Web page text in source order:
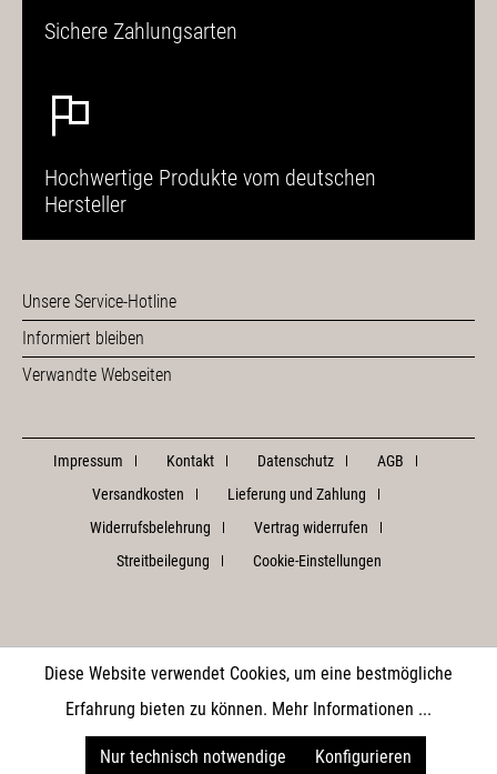
Sichere Zahlungsarten
Hochwertige Produkte vom deutschen
Hersteller
Unsere Service-Hotline
Informiert bleiben
Verwandte Webseiten
Impressum Kontakt Datenschutz
AGB
Versandkosten
Lieferung und Zahlung
Widerrufsbelehrung
Vertrag widerrufen
Streitbeilegung
Cookie-Einstellungen
Diese Website verwendet Cookies, um eine bestmögliche
Erfahrung bieten zu können. Mehr Informationen ...
Nur technisch notwendige Konfigurieren